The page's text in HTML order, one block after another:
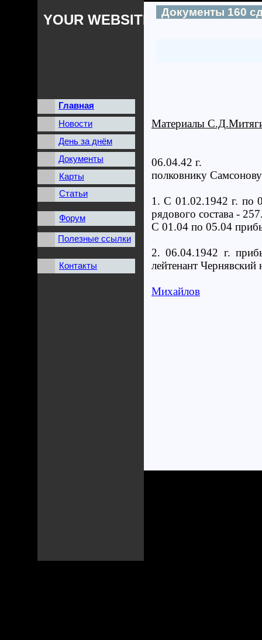
YOUR WEBSITES NAME
Главная
Новости
День за днём
Документы
Карты
Статьи
Форум
Полезные ссылки
Контакты
Документы 160
Материалы
06.04.42 г.
полковнику Самсонову
1. С 01.02.1942 г. по
рядового состава -
С 01.04 по 05.04
2. 06.04.1942 г.
лейтенант
Михайлов